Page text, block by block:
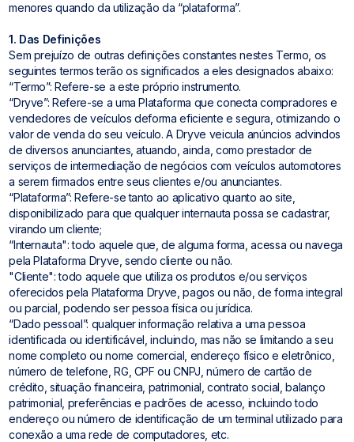
menores quando da utilização da “plataforma”.
1. Das Definições
Sem prejuízo de outras definições constantes nestes Termo, os
seguintes termos terão os significados a eles designados abaixo:
“Termo”: Refere-se a este próprio instrumento.
“Dryve”: Refere-se a uma Plataforma que conecta compradores e
vendedores de veículos deforma eficiente e segura, otimizando o
valor de venda do seu veículo. A Dryve veicula anúncios advindos
de diversos anunciantes, atuando, ainda, como prestador de
serviços de intermediação de negócios com veículos automotores
a serem firmados entre seus clientes e/ou anunciantes.
“Plataforma”: Refere-se tanto ao aplicativo quanto ao site,
disponibilizado para que qualquer internauta possa se cadastrar,
virando um cliente;
“Internauta": todo aquele que, de alguma forma, acessa ou navega
pela Plataforma Dryve, sendo cliente ou não.
"Cliente": todo aquele que utiliza os produtos e/ou serviços
oferecidos pela Plataforma Dryve, pagos ou não, de forma integral
ou parcial, podendo ser pessoa física ou jurídica.
“Dado pessoal”: qualquer informação relativa a uma pessoa
identificada ou identificável, incluindo, mas não se limitando a seu
nome completo ou nome comercial, endereço físico e eletrônico,
número de telefone, RG, CPF ou CNPJ, número de cartão de
crédito, situação financeira, patrimonial, contrato social, balanço
patrimonial, preferências e padrões de acesso, incluindo todo
endereço ou número de identificação de um terminal utilizado para
conexão a uma rede de computadores, etc.